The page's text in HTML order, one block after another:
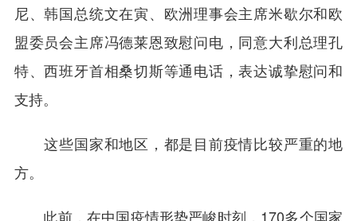
尼、韩国总统文在寅、欧洲理事会主席米歇尔和欧
盟委员会主席冯德莱恩致慰问电，同意大利总理孔
特、西班牙首相桑切斯等通电话，表达诚挚慰问和
支持。
这些国家和地区，都是目前疫情比较严重的地
方。
此前，在中国疫情形势严峻时刻，170多个国家